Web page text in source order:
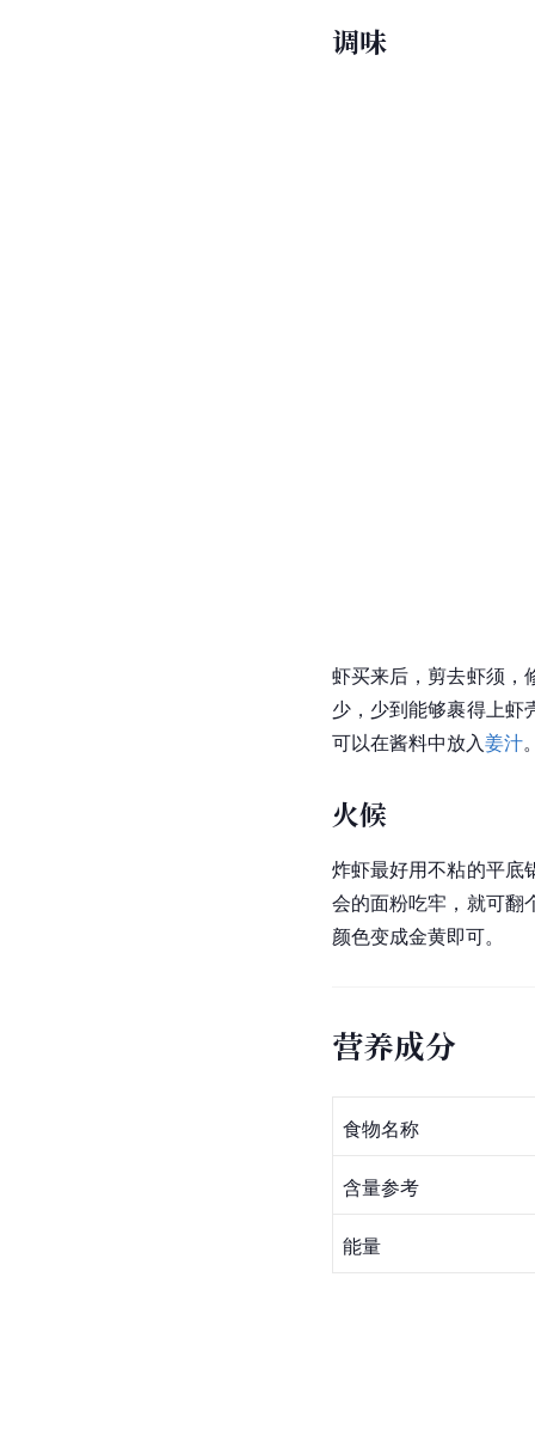
调味
虾买来后，剪去虾须，
少，少到能够裹得上虾
可以在酱料中放入姜汁
火候
炸虾最好用不粘的平底
会的面粉吃牢，就可翻
颜色变成金黄即可。
营养成分
食物名称
含量参考
能量